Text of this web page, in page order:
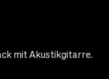
mit Akustikgitarre.